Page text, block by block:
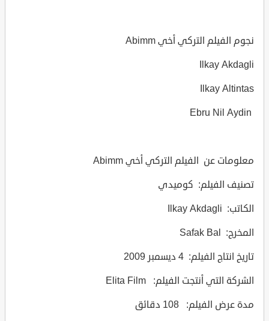
نجوم الفيلم التركي أخي Abimm
Ilkay Akdagli
Ilkay Altintas
معلومات عن الفيلم التركي أخي Abimm
تصنيف الفيلم: كوميدي
الكاتب: Ilkay Akdagli
المخرج: Safak Bal
تاريخ انتاج الفيلم: 4 ديسمبر 2009
الشركة التي أنتجت الفيلم: Elita Film
مدة عرض الفيلم: 108 دقائق